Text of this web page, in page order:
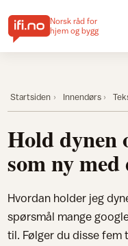
Norsk råd for
hjem og bygg
Startsiden Innendørs
Hold dynen
som ny
Hvordan holder jeg
spørsmål mange
til. Følger du disse fem